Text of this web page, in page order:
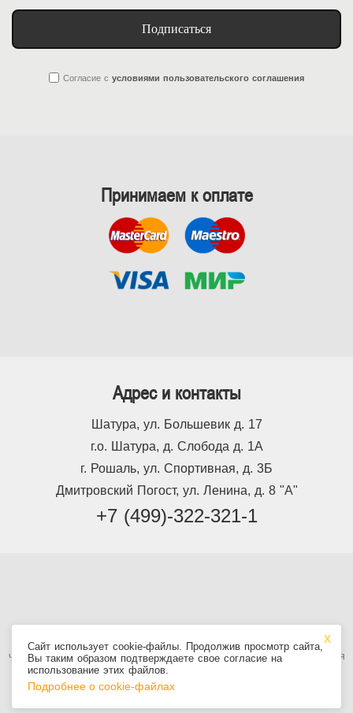
Подписаться
Согласие с условиями пользовательского соглашения
Принимаем к оплате
Адрес и контакты
Шатура, ул. Большевик д. 17
г.о. Шатура, д. Слобода д. 1А
г. Рошаль, ул. Спортивная, д. 3Б
Дмитровский Погост, ул. Ленина, д. 8 "А"
+7 (499)-322-321-1
Используя сайт, вы принимаетеПользовательское соглашение, в том
числе условия использования cookie. Информация на сайте не является
публичной офертой.
Сайт использует cookie-файлы. Продолжив просмотр сайта,
Вы таким образом подтверждаете свое согласие на
использование этих файлов.
Подробнее о cookie-файлах